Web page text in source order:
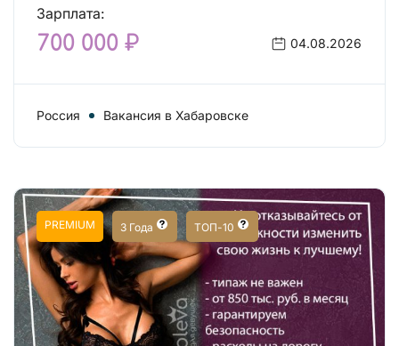
Зарплата:
700 000 ₽ 04.08.2026
Россия Вакансия в Хабаровске
PREMIUM 3 Года ТОП-10